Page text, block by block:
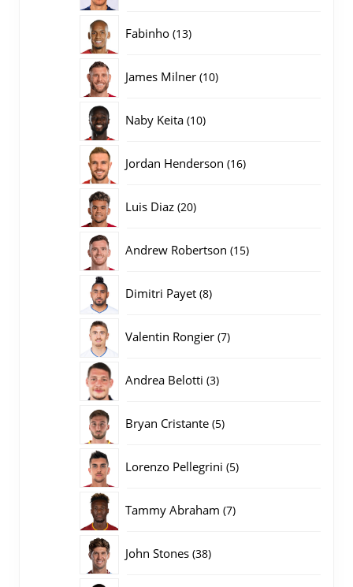
Fabinho 1313
James Milner 1010
Naby Keita 1010
Jordan Henderson 1616
Luis Diaz 2020
Andrew Robertson 1515
Dimitri Payet 88
Valentin Rongier 77
Andrea Belotti 33
Bryan Cristante 55
Lorenzo Pellegrini 55
Tammy Abraham 77
John Stones 3838